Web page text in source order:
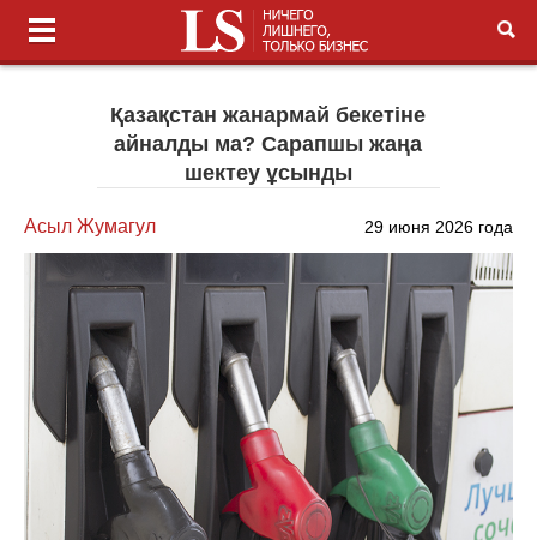
Қазақстан жанармай бекетіне
айналды ма? Сарапшы жаңа
шектеу ұсынды
Асыл Жумагул 29 июня 2026 года